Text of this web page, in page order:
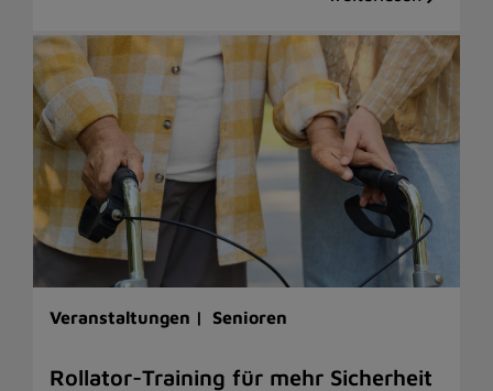
Veranstaltungen | Senioren
Rollator-Training für mehr Sicherheit